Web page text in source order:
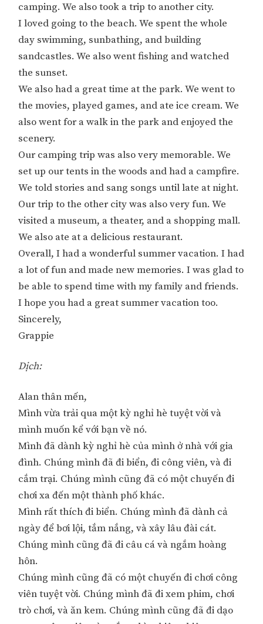
camping. We also took a trip to another city.
I loved going to the beach. We spent the whole
day swimming, sunbathing, and building
sandcastles. We also went fishing and watched
the sunset.
We also had a great time at the park. We went to
the movies, played games, and ate ice cream. We
also went for a walk in the park and enjoyed the
scenery.
Our camping trip was also very memorable. We
set up our tents in the woods and had a campfire.
We told stories and sang songs until late at night.
Our trip to the other city was also very fun. We
visited a museum, a theater, and a shopping mall.
We also ate at a delicious restaurant.
Overall, I had a wonderful summer vacation. I had
a lot of fun and made new memories. I was glad to
be able to spend time with my family and friends.
I hope you had a great summer vacation too.
Sincerely,
Grappie
Dịch:
Alan thân mến,
Mình vừa trải qua một kỳ nghỉ hè tuyệt vời và
mình muốn kể với bạn về nó.
Mình đã dành kỳ nghỉ hè của mình ở nhà với gia
đình. Chúng mình đã đi biển, đi công viên, và đi
cắm trại. Chúng mình cũng đã có một chuyến đi
chơi xa đến một thành phố khác.
Mình rất thích đi biển. Chúng mình đã dành cả
ngày để bơi lội, tắm nắng, và xây lâu đài cát.
Chúng mình cũng đã đi câu cá và ngắm hoàng
hôn.
Chúng mình cũng đã có một chuyến đi chơi công
viên tuyệt vời. Chúng mình đã đi xem phim, chơi
trò chơi, và ăn kem. Chúng mình cũng đã đi dạo